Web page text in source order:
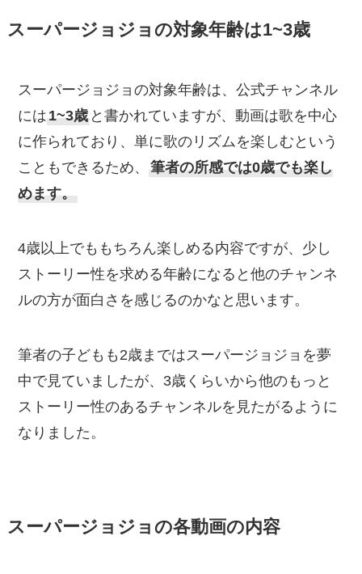
スーパージョジョの対象年齢は1~3歳
スーパージョジョの対象年齢は、公式チャンネル
には 1~3歳 と書かれていますが、動画は歌を中心
に作られており、単に歌のリズムを楽しむという
こともできるため、 筆者の所感では0歳でも楽し
めます。
4歳以上でももちろん楽しめる内容ですが、少し
ストーリー性を求める年齢になると他のチャンネ
ルの方が面白さを感じるのかなと思います。
筆者の子どもも2歳まではスーパージョジョを夢
中で見ていましたが、3歳くらいから他のもっと
ストーリー性のあるチャンネルを見たがるように
なりました。
スーパージョジョの各動画の内容